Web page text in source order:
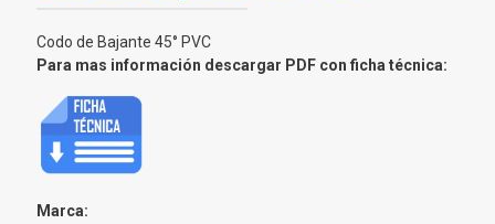
Codo de Bajante 45° PVC
Para mas información descargar PDF con ficha técnica:
Marca: